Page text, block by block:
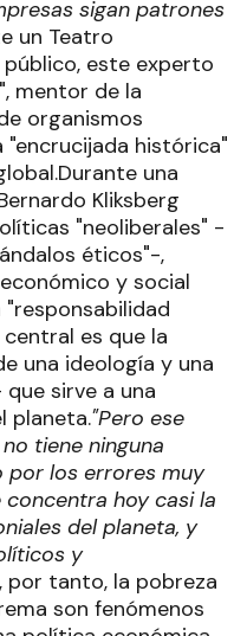
sigan patrones
un Teatro
este experto
mentor de la
organismos
"encrucijada histórica"
una
Kliksberg
"neoliberales" -
éticos"-,
y social
es que la
una ideología y una
sirve a una
planeta."Pero ese
tiene ninguna
por los errores muy
concentra hoy casi la
del planeta, y
y
por tanto, la pobreza
son fenómenos